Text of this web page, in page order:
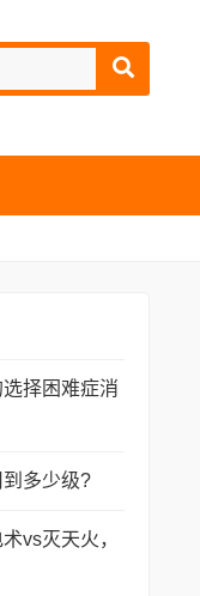
择困难症消
多少级?
vs灭天火，